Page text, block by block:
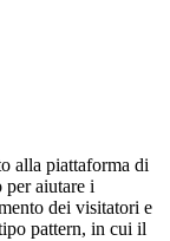
alla piattaforma di
aiutare i
dei visitatori e
pattern, in cui il